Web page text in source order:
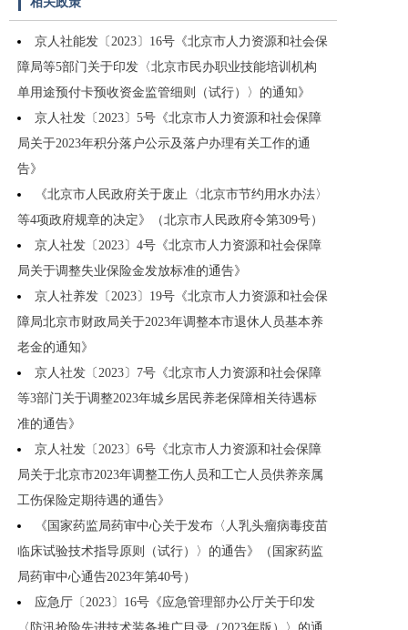
京人社能发〔2023〕16号《北京市人力资源和社会保
障局等5部门关于印发〈北京市民办职业技能培训机构
单用途预付卡预收资金监管细则（试行）〉的通知》
京人社发〔2023〕5号《北京市人力资源和社会保障
局关于2023年积分落户公示及落户办理有关工作的通
告》
《北京市人民政府关于废止〈北京市节约用水办法〉
等4项政府规章的决定》（北京市人民政府令第309号）
京人社发〔2023〕4号《北京市人力资源和社会保障
局关于调整失业保险金发放标准的通告》
京人社养发〔2023〕19号《北京市人力资源和社会保
障局北京市财政局关于2023年调整本市退休人员基本养
老金的通知》
京人社发〔2023〕7号《北京市人力资源和社会保障
等3部门关于调整2023年城乡居民养老保障相关待遇标
准的通告》
京人社发〔2023〕6号《北京市人力资源和社会保障
局关于北京市2023年调整工伤人员和工亡人员供养亲属
工伤保险定期待遇的通告》
《国家药监局药审中心关于发布〈人乳头瘤病毒疫苗
临床试验技术指导原则（试行）〉的通告》（国家药监
局药审中心通告2023年第40号）
应急厅〔2023〕16号《应急管理部办公厅关于印发